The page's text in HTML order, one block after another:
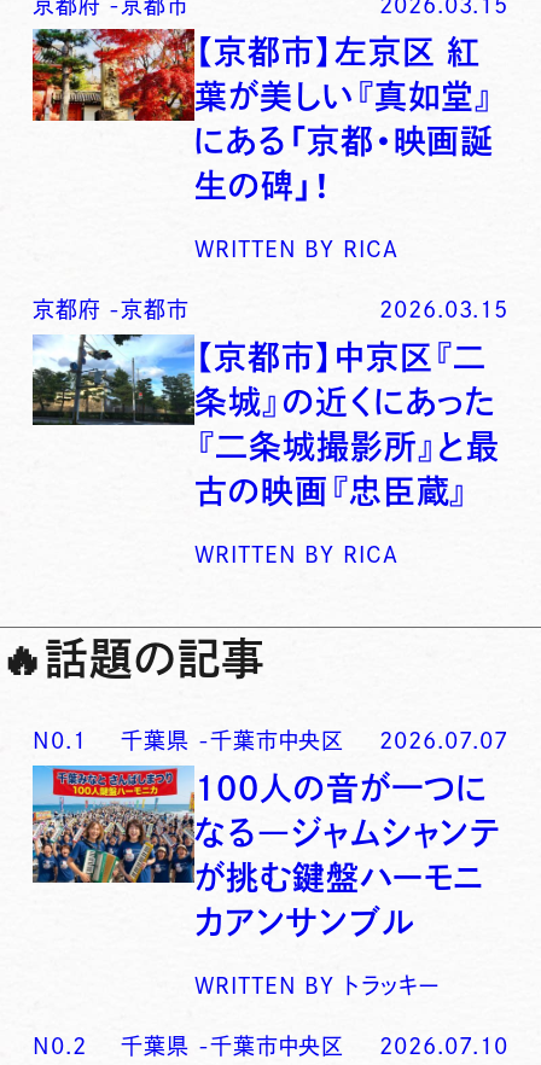
京都府 -京都市 2026.03.15
【京都市】左京区 紅
葉が美しい『真如堂』
にある「京都・映画誕
生の碑」！
WRITTEN BY RICA
京都府 -京都市 2026.03.15
【京都市】中京区『二
条城』の近くにあった
『二条城撮影所』と最
古の映画『忠臣蔵』
WRITTEN BY RICA
🔥話題の記事
N0. 1 千葉県 -千葉市中央区 2026.07.07
100人の音が一つに
なる―ジャムシャンテ
が挑む鍵盤ハーモニ
カアンサンブル
WRITTEN BY トラッキー
N0. 2 千葉県 -千葉市中央区 2026.07.10